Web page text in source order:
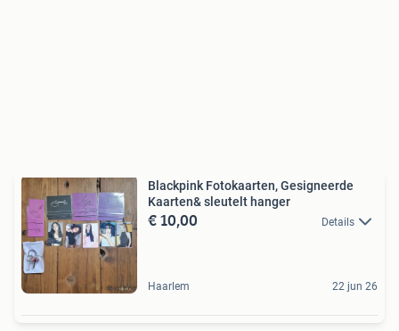
Blackpink Fotokaarten, Gesigneerde
Kaarten& sleutelt hanger
€ 10,00 Details
Haarlem 22 jun 26